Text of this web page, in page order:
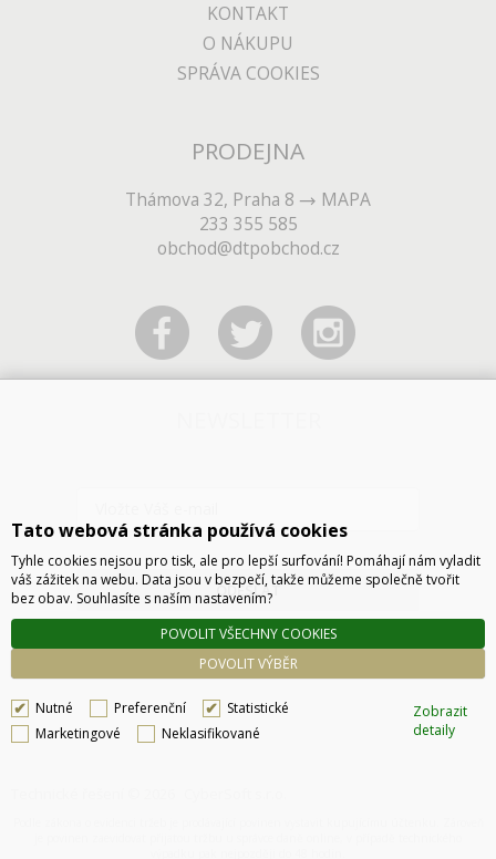
KONTAKT
O NÁKUPU
SPRÁVA COOKIES
PRODEJNA
Thámova 32, Praha 8
MAPA
233 355 585
obchod@dtpobchod.cz
ODESLAT
Tato webová stránka používá cookies
Tyhle cookies nejsou pro tisk, ale pro lepší surfování! Pomáhají nám vyladit
váš zážitek na webu. Data jsou v bezpečí, takže můžeme společně tvořit
bez obav. Souhlasíte s naším nastavením?
POVOLIT VÝBĚR
POVOLIT VŠECHNY COOKIES
Nutné Preferenční
Statistické
Marketingové
Neklasifikované
Zobrazit
detaily